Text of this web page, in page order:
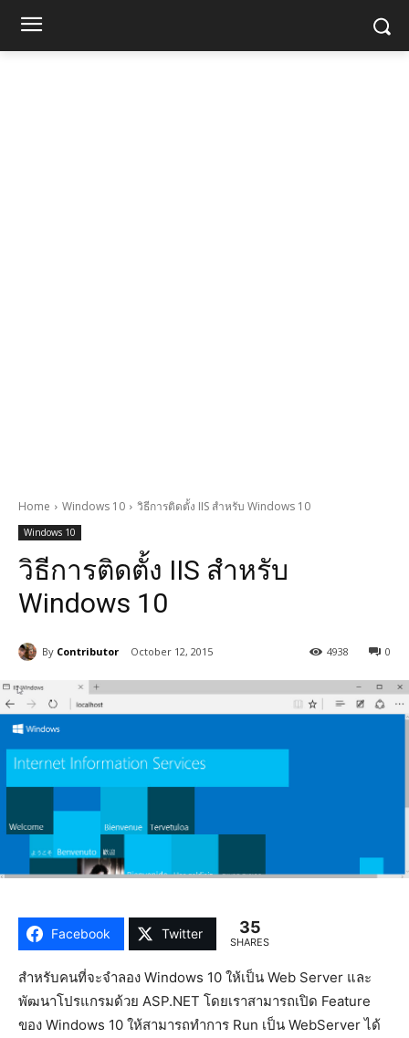
Home Windows 10 วิธีการติดตั้ง IIS สำหรับ Windows 10
Windows 10
วิธีการติดตั้ง IIS สำหรับ
Windows 10
By Contributor October 12, 2015 0
4938
Facebook Twitter 35
SHARES
สำหรับคนที่จะจำลอง Windows 10 ให้เป็น Web Server และ
พัฒนาโปรแกรมด้วย ASP.NET โดยเราสามารถเปิด Feature
ของ Windows 10 ให้สามารถทำการ Run เป็น WebServer ได้